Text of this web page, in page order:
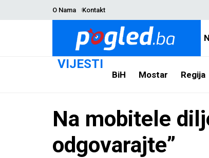
O Nama Kontakt
VIJESTI
BiH Mostar Regija
Na mobitele
odgovarajte”